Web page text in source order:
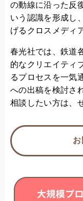
の動線に沿った反
いう認識を形成し
げるクロスメディ
春光社では、鉄道
的なクリエイティ
るプロセスを一気
への出稿を検討さ
相談したい方は、
お